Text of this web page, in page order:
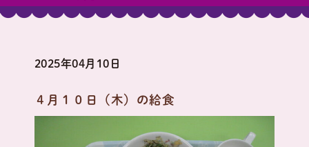
2025年04月10日
４月１０日（木）の給食